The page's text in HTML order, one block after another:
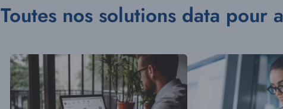
Toutes nos solutions data pour
Illustration
vignette
Illustration
vignette